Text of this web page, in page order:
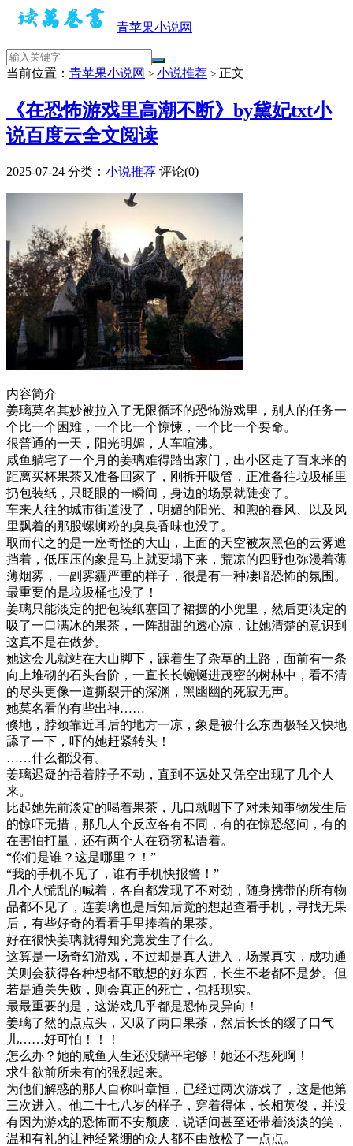
青苹果小说网
当前位置： 青苹果小说网 > 小说推荐 > 正文
《在恐怖游戏里高潮不断》by黛妃txt小
说百度云全文阅读
2025-07-24 分类： 小说推荐 评论(0)
内容简介
姜璃莫名其妙被拉入了无限循环的恐怖游戏里，别人的任务一
个比一个困难，一个比一个惊悚，一个比一个要命。
很普通的一天，阳光明媚，人车喧沸。
咸鱼躺宅了一个月的姜璃难得踏出家门，出小区走了百来米的
距离买杯果茶又准备回家了，刚拆开吸管，正准备往垃圾桶里
扔包装纸，只眨眼的一瞬间，身边的场景就陡变了。
车来人往的城市街道没了，明媚的阳光、和煦的春风、以及风
里飘着的那股螺蛳粉的臭臭香味也没了。
取而代之的是一座奇怪的大山，上面的天空被灰黑色的云雾遮
挡着，低压压的象是马上就要塌下来，荒凉的四野也弥漫着薄
薄烟雾，一副雾霾严重的样子，很是有一种凄暗恐怖的氛围。
最重要的是垃圾桶也没了！
姜璃只能淡定的把包装纸塞回了裙摆的小兜里，然后更淡定的
吸了一口满冰的果茶，一阵甜甜的透心凉，让她清楚的意识到
这真不是在做梦。
她这会儿就站在大山脚下，踩着生了杂草的土路，面前有一条
向上堆砌的石头台阶，一直长长蜿蜒进茂密的树林中，看不清
的尽头更像一道撕裂开的深渊，黑幽幽的死寂无声。
她莫名看的有些出神……
倏地，脖颈靠近耳后的地方一凉，象是被什么东西极轻又快地
舔了一下，吓的她赶紧转头！
……什么都没有。
姜璃迟疑的捂着脖子不动，直到不远处又凭空出现了几个人
来。
比起她先前淡定的喝着果茶，几口就咽下了对未知事物发生后
的惊吓无措，那几人个反应各有不同，有的在惊恐怒问，有的
在害怕打量，还有两个人在窃窃私语着。
“你们是谁？这是哪里？！”
“我的手机不见了，谁有手机快报警！”
几个人慌乱的喊着，各自都发现了不对劲，随身携带的所有物
品都不见了，连姜璃也是后知后觉的想起查看手机，寻找无果
后，有些好奇的看看手里捧着的果茶。
好在很快姜璃就得知究竟发生了什么。
这算是一场奇幻游戏，不过却是真人进入，场景真实，成功通
关则会获得各种想都不敢想的好东西，长生不老都不是梦。但
若是通关失败，则会真正的死亡，包括现实。
最最重要的是，这游戏几乎都是恐怖灵异向！
姜璃了然的点点头，又吸了两口果茶，然后长长的缓了口气
儿……好可怕！！！
怎么办？她的咸鱼人生还没躺平宅够！她还不想死啊！
求生欲前所未有的强烈起来。
为他们解惑的那人自称叫章恒，已经过两次游戏了，这是他第
三次进入。他二十七八岁的样子，穿着得体，长相英俊，并没
有因为游戏的恐怖而不安颓废，说话间甚至还带着淡淡的笑，
温和有礼的让神经紧绷的众人都不由放松了一点点。